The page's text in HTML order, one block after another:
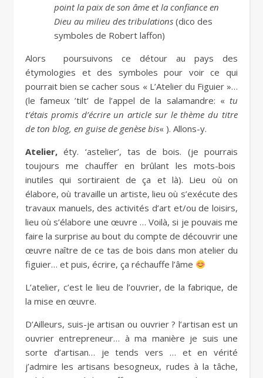
point la paix de son âme et la confiance en
Dieu au milieu des tribulations(dico des
symboles de Robert laffon)
Alors poursuivons ce détour au pays des
étymologies et des symboles pour voir ce qui
pourrait bien se cacher sous « L’Atelier du Figuier »…
(le fameux ’tilt’ de l’appel de la salamandre: « tu
t’étais promis d’écrire un article sur le thème du titre
de ton blog, en guise de genèse bis« ). Allons-y.
Atelier, éty. ‘astelier’, tas de bois. (je pourrais
toujours me chauffer en brûlant les mots-bois
inutiles qui sortiraient de ça et là). Lieu où on
élabore, où travaille un artiste, lieu où s’exécute des
travaux manuels, des activités d’art et/ou de loisirs,
lieu où s’élabore une œuvre … Voilà, si je pouvais me
faire la surprise au bout du compte de découvrir une
œuvre naître de ce tas de bois dans mon atelier du
figuier… et puis, écrire, ça réchauffe l’âme
L’atelier, c’est le lieu de l’ouvrier, de la fabrique, de
la mise en œuvre.
D’Ailleurs, suis-je artisan ou ouvrier ? l’artisan est un
ouvrier entrepreneur… à ma manière je suis une
sorte d’artisan… je tends vers … et en vérité
j’admire les artisans besogneux, rudes à la tâche,